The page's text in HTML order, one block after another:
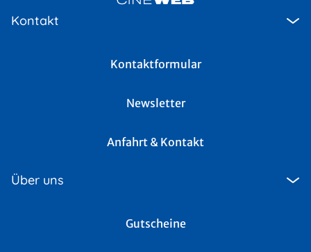
Kontakt
Kontaktformular
Newsletter
Anfahrt & Kontakt
Über uns
Gutscheine